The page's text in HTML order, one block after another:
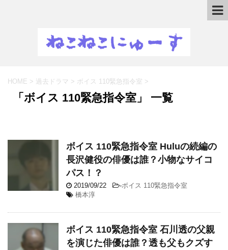
HOME > 過去ドラマ > ボイス 110緊急指令室 >
「ボイス 110緊急指令室」 一覧
ボイス 110緊急指令室 Huluの続編の
長沢健役の俳優は誰？小物なサイコ
パス！？
2019/09/22 -ボイス 110緊急指令室
橋本淳
ボイス 110緊急指令室 石川透の父親
を演じた俳優は誰？透も父もクズす